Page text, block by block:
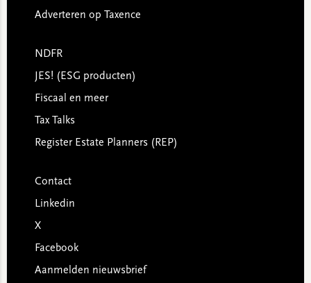
Adverteren op Taxence
NDFR
JES! (ESG producten)
Fiscaal en meer
Tax Talks
Register Estate Planners (REP)
Contact
Linkedin
X
Facebook
Aanmelden nieuwsbrief